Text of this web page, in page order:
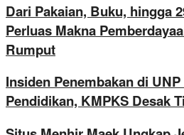
Dari Pakaian, Buku, hingga
Perluas Makna
Rumput
Insiden Penembakan di
Pendidikan, KMPKS Desak